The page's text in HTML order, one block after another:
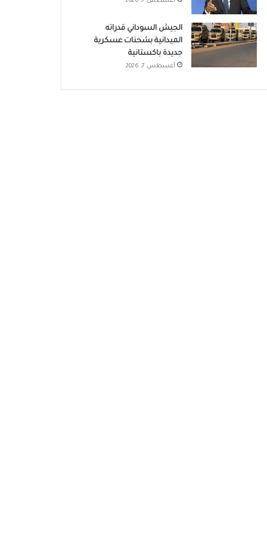
الجيش السوداني قدراته
الميدانية بشحنات عسكرية
جديدة باكستانية
أغسطس 7, 2026